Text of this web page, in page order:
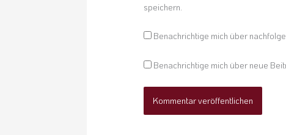
speichern.
Benachrichtige mich über
Benachrichtige mich über neue